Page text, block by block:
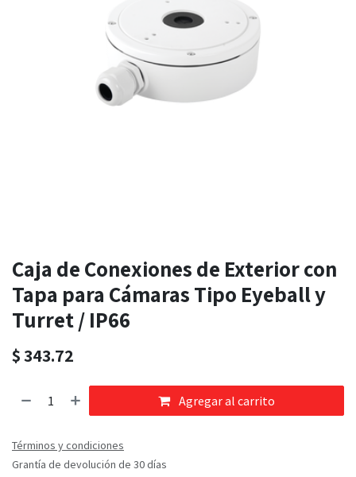
Caja de Conexiones de Exterior con
Tapa para Cámaras Tipo Eyeball y
Turret / IP66
$343.72
Agregar al carrito
Términos y condiciones
Grantía de devolución de 30 días